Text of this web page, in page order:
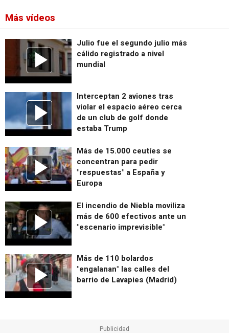
Más vídeos
Julio fue el segundo julio más
cálido registrado a nivel
mundial
Interceptan 2 aviones tras
violar el espacio aéreo cerca
de un club de golf donde
estaba Trump
Más de 15.000 ceutíes se
concentran para pedir
"respuestas" a España y
Europa
El incendio de Niebla moviliza
más de 600 efectivos ante un
"escenario imprevisible"
Más de 110 bolardos
"engalanan" las calles del
barrio de Lavapies (Madrid)